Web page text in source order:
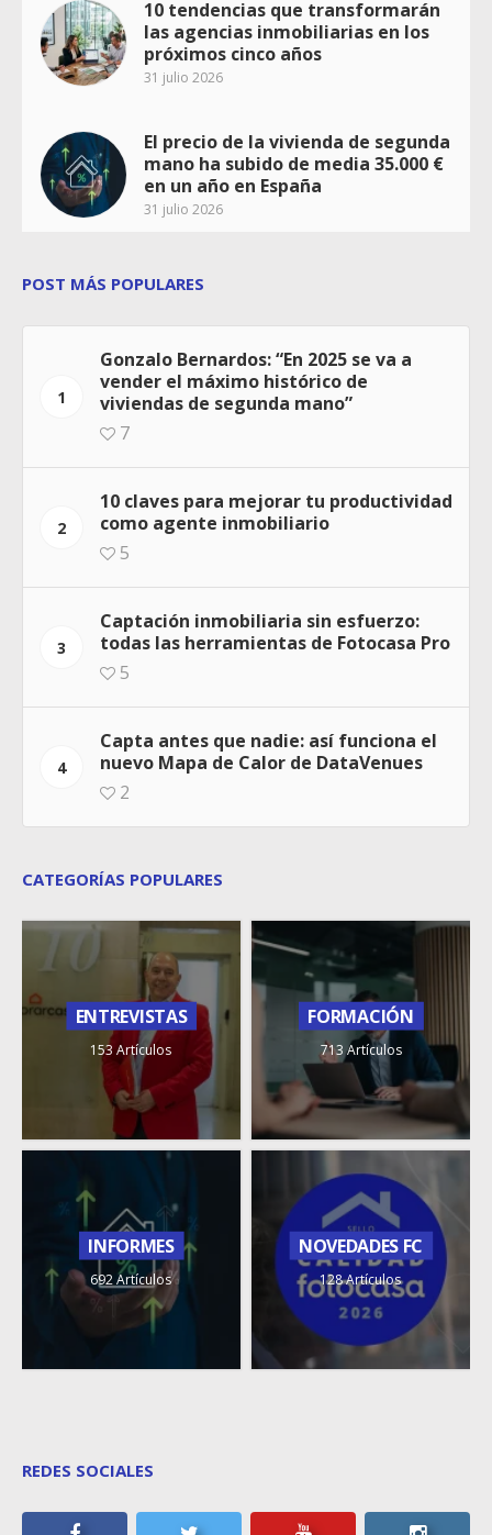
10 tendencias que transformarán
las agencias inmobiliarias en los
próximos cinco años
31 julio 2026
El precio de la vivienda de segunda
mano ha subido de media 35.000 €
en un año en España
31 julio 2026
POST MÁS POPULARES
1
Gonzalo Bernardos: “En 2025 se va a
vender el máximo histórico de
viviendas de segunda mano”
7
2
10 claves para mejorar tu productividad
como agente inmobiliario
5
3
Captación inmobiliaria sin esfuerzo:
todas las herramientas de Fotocasa Pro
5
4
Capta antes que nadie: así funciona el
nuevo Mapa de Calor de DataVenues
2
CATEGORÍAS POPULARES
ENTREVISTAS
153 Artículos
FORMACIÓN
713 Artículos
INFORMES
692 Artículos
NOVEDADES FC
128 Artículos
REDES SOCIALES